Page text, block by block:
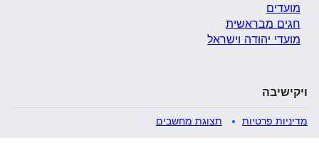
מועדים
חגים מבראשית
מועדי יהודה וישראל
ויקישיבה
מדיניות פרטיות תצוגת מחשבים